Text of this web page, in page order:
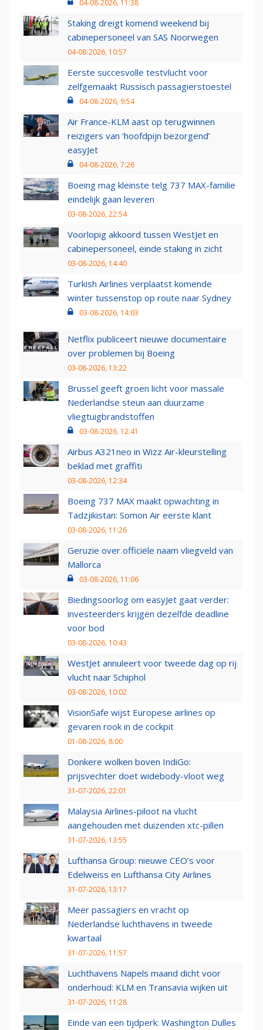
04-08-2026, 11:38
Staking dreigt komend weekend bij
cabinepersoneel van SAS Noorwegen
04-08-2026, 10:57
Eerste succesvolle testvlucht voor
zelfgemaakt Russisch passagierstoestel
04-08-2026, 9:54
Air France-KLM aast op terugwinnen
reizigers van ‘hoofdpijn bezorgend’
easyJet
04-08-2026, 7:26
Boeing mag kleinste telg 737 MAX-familie
eindelijk gaan leveren
03-08-2026, 22:54
Voorlopig akkoord tussen WestJet en
cabinepersoneel, einde staking in zicht
03-08-2026, 14:40
Turkish Airlines verplaatst komende
winter tussenstop op route naar Sydney
03-08-2026, 14:03
Netflix publiceert nieuwe documentaire
over problemen bij Boeing
03-08-2026, 13:22
Brussel geeft groen licht voor massale
Nederlandse steun aan duurzame
vliegtuigbrandstoffen
03-08-2026, 12:41
Airbus A321neo in Wizz Air-kleurstelling
beklad met graffiti
03-08-2026, 12:34
Boeing 737 MAX maakt opwachting in
Tadzjikistan: Somon Air eerste klant
03-08-2026, 11:26
Geruzie over officiële naam vliegveld van
Mallorca
03-08-2026, 11:06
Biedingsoorlog om easyJet gaat verder:
investeerders krijgen dezelfde deadline
voor bod
03-08-2026, 10:43
WestJet annuleert voor tweede dag op rij
vlucht naar Schiphol
03-08-2026, 10:02
VisionSafe wijst Europese airlines op
gevaren rook in de cockpit
01-08-2026, 8:00
Donkere wolken boven IndiGo:
prijsvechter doet widebody-vloot weg
31-07-2026, 22:01
Malaysia Airlines-piloot na vlucht
aangehouden met duizenden xtc-pillen
31-07-2026, 13:55
Lufthansa Group: nieuwe CEO’s voor
Edelweiss en Lufthansa City Airlines
31-07-2026, 13:17
Meer passagiers en vracht op
Nederlandse luchthavens in tweede
kwartaal
31-07-2026, 11:57
Luchthavens Napels maand dicht voor
onderhoud: KLM en Transavia wijken uit
31-07-2026, 11:28
Einde van een tijdperk: Washington Dulles